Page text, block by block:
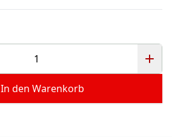
In den Warenkorb